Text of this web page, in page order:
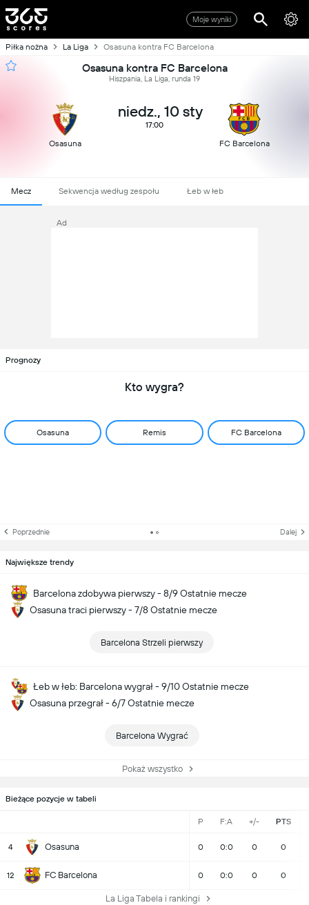
Moje wyniki
Piłka nożna La Liga Osasuna kontra FC Barcelona
Osasuna kontra FC Barcelona
Hiszpania, La Liga, runda 19
Osasuna
niedz., 10 sty
17:00
FC Barcelona
Mecz Sekwencja według zespołu Łeb w łeb
Ad
Prognozy
Kto wygra?
Osasuna Remis FC Barcelona
Poprzednie Dalej
Największe trendy
Barcelona zdobywa pierwszy - 8/9 Ostatnie mecze
Osasuna traci pierwszy - 7/8 Ostatnie mecze
Barcelona Strzeli pierwszy
Łeb w łeb: Barcelona wygrał - 9/10 Ostatnie mecze
Osasuna przegrał - 6/7 Ostatnie mecze
Barcelona Wygrać
Pokaż wszystko
Bieżące pozycje w tabeli
P F:A +/- PTS
4 Osasuna 0 0:0 0 0
12 FC Barcelona 0 0:0 0 0
La Liga Tabela i rankingi